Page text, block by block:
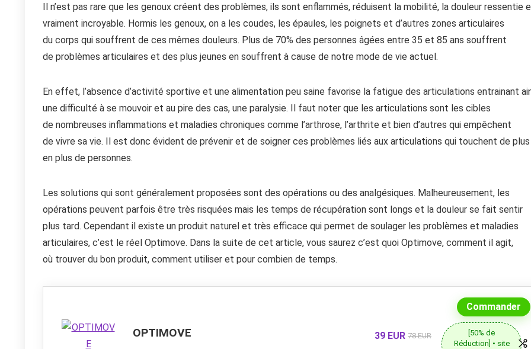
Il n’est pas rare que les genoux créent des problèmes, ils sont enflammés, réduisent la mobilité, la douleur ressentie
vraiment incroyable. Hormis les genoux, on a les coudes, les épaules, les poignets et d’autres zones articulaires
du corps qui souffrent de ces mêmes douleurs. Plus de 70% des personnes âgées entre 35 et 85 ans souffrent
de problèmes articulaires et des plus jeunes en souffrent à cause de notre mode de vie actuel.
En effet, l’absence d’activité sportive et une alimentation peu saine favorise la fatigue des articulations entrainant
une difficulté à se mouvoir et au pire des cas, une paralysie. Il faut noter que les articulations sont les cibles
de nombreuses inflammations et maladies chroniques comme l’arthrose, l’arthrite et bien d’autres qui empêchent
de vivre sa vie. Il est donc évident de prévenir et de soigner ces problèmes liés aux articulations qui touchent de plus
en plus de personnes.
Les solutions qui sont généralement proposées sont des opérations ou des analgésiques. Malheureusement, les
opérations peuvent parfois être très risquées mais les temps de récupération sont longs et la douleur se fait sentir
plus tard. Cependant il existe un produit naturel et très efficace qui permet de soulager les problèmes et maladies
articulaires, c’est le réel Optimove. Dans la suite de cet article, vous saurez c’est quoi Optimove, comment il agit,
où trouver du bon produit, comment utiliser et pour combien de temps.
OPTIMOVE 39 EUR 78 EUR
Commander
[50% de
Réduction] • site